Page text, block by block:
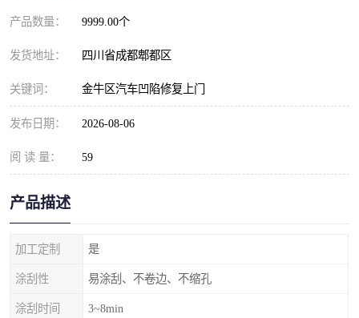
产品数量： 9999.00个
发货地址： 四川省成都郫都区
关键词： 金牛区汽车凹陷修复上门
发布日期： 2026-08-06
阅 读 量： 59
产品描述
加工定制 是
涂刮性 易涂刮、不卷边、不缩孔
涂刮时间 3~8min